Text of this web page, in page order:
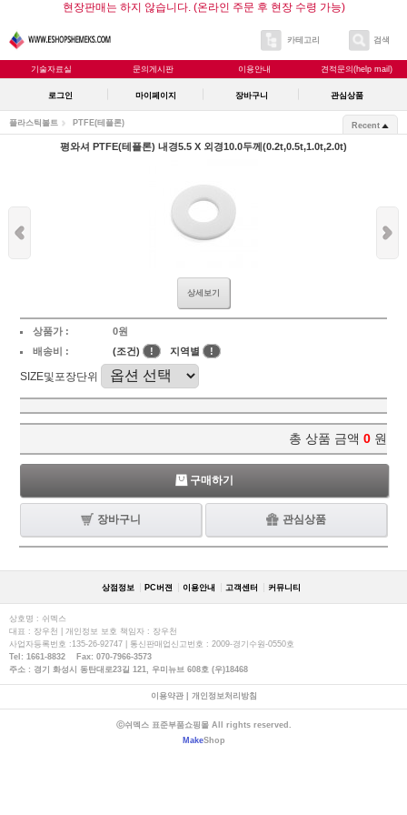
현장판매는 하지 않습니다. (온라인 주문 후 현장 수령 가능)
카테고리 검색
기술자료실 문의게시판 이용안내 견적문의(help mail)
로그인 마이페이지 장바구니 관심상품
플라스틱볼트 PTFE(테플론) Recent
평와셔 PTFE(테플론) 내경5.5 X 외경10.0두께(0.2t,0.5t,1.0t,2.0t)
상세보기
상품가 :
0원
배송비 :
(조건) ! 지역별 !
SIZE및포장단위
총 상품 금액 0 원
구매하기
장바구니 관심상품
상점정보 PC버젼 이용안내 고객센터 커뮤니티
상호명 : 쉬멕스
대표 : 장우천 | 개인정보 보호 책임자 : 장우천
사업자등록번호 :135-26-92747 | 통신판매업신고번호 : 2009-경기수원-0550호
Tel: 1661-8832 Fax: 070-7966-3573
주소 : 경기 화성시 동탄대로23길 121, 우미뉴브 608호 (우)18468
이용약관| 개인정보처리방침
ⓒ쉬멕스 표준부품쇼핑몰 All rights reserved.
MakeShop